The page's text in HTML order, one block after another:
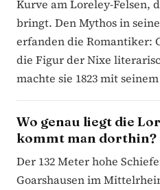
Kurve am Loreley-Felsen,
bringt. Den Mythos in
erfanden die Romantiker:
die Figur der Nixe
machte sie 1823 mit
Wo genau liegt die
kommt man dorthin?
Der 132 Meter hohe
Goarshausen im